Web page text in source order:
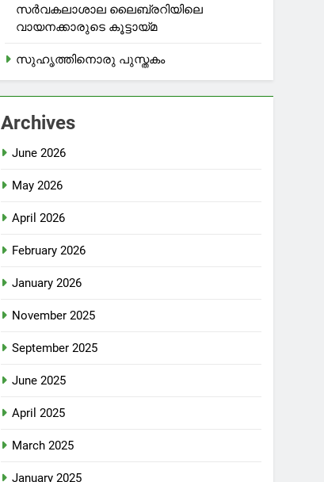
സർവകലാശാല ലൈബ്രറിയിലെ
വായനക്കാരുടെ കൂട്ടായ്മ
സുഹൃത്തിനൊരു പുസ്തകം
Archives
June 2026
May 2026
April 2026
February 2026
January 2026
November 2025
September 2025
June 2025
April 2025
March 2025
January 2025